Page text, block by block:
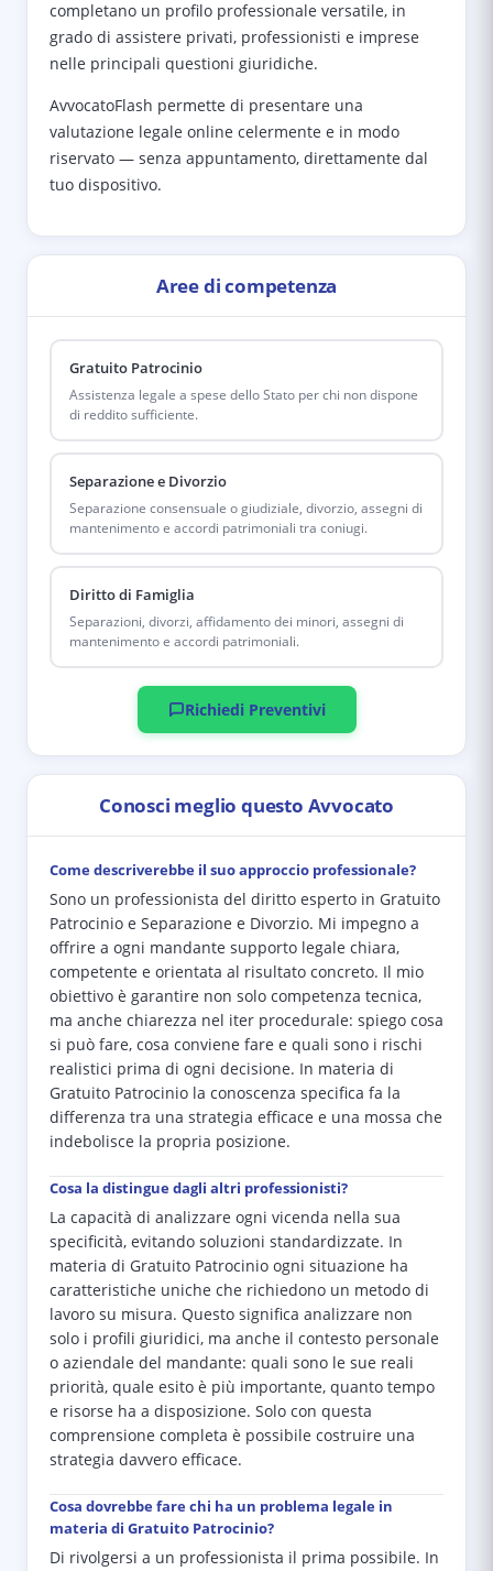
completano un profilo professionale versatile, in
grado di assistere privati, professionisti e imprese
nelle principali questioni giuridiche.
AvvocatoFlash permette di presentare una
valutazione legale online celermente e in modo
riservato — senza appuntamento, direttamente dal
tuo dispositivo.
Aree di competenza
Gratuito Patrocinio
Assistenza legale a spese dello Stato per chi non dispone
di reddito sufficiente.
Separazione e Divorzio
Separazione consensuale o giudiziale, divorzio, assegni di
mantenimento e accordi patrimoniali tra coniugi.
Diritto di Famiglia
Separazioni, divorzi, affidamento dei minori, assegni di
mantenimento e accordi patrimoniali.
Richiedi Preventivi
Conosci meglio questo Avvocato
Come descriverebbe il suo approccio professionale?
Sono un professionista del diritto esperto in Gratuito
Patrocinio e Separazione e Divorzio. Mi impegno a
offrire a ogni mandante supporto legale chiara,
competente e orientata al risultato concreto. Il mio
obiettivo è garantire non solo competenza tecnica,
ma anche chiarezza nel iter procedurale: spiego cosa
si può fare, cosa conviene fare e quali sono i rischi
realistici prima di ogni decisione. In materia di
Gratuito Patrocinio la conoscenza specifica fa la
differenza tra una strategia efficace e una mossa che
indebolisce la propria posizione.
Cosa la distingue dagli altri professionisti?
La capacità di analizzare ogni vicenda nella sua
specificità, evitando soluzioni standardizzate. In
materia di Gratuito Patrocinio ogni situazione ha
caratteristiche uniche che richiedono un metodo di
lavoro su misura. Questo significa analizzare non
solo i profili giuridici, ma anche il contesto personale
o aziendale del mandante: quali sono le sue reali
priorità, quale esito è più importante, quanto tempo
e risorse ha a disposizione. Solo con questa
comprensione completa è possibile costruire una
strategia davvero efficace.
Cosa dovrebbe fare chi ha un problema legale in
materia di Gratuito Patrocinio?
Di rivolgersi a un professionista il prima possibile. In